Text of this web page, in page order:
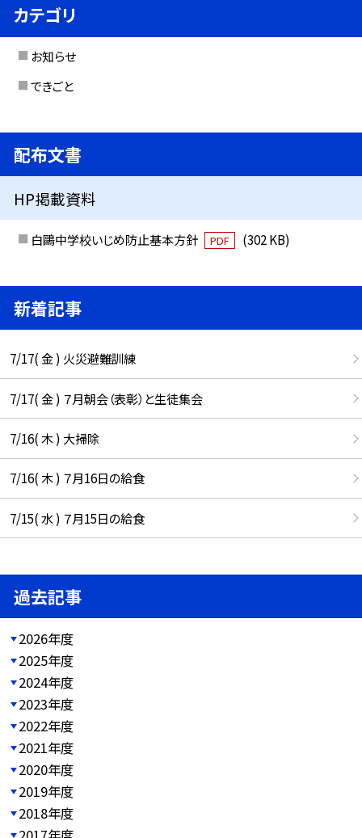
カテゴリ
お知らせ
できごと
配布文書
HP掲載資料
白鷗中学校いじめ防止基本方針 PDF (302 KB)
新着記事
7/17( 金 ) 火災避難訓練
7/17( 金 ) ７月朝会（表彰）と生徒集会
7/16( 木 ) 大掃除
7/16( 木 ) ７月16日の給食
7/15( 水 ) ７月15日の給食
過去記事
2026年度
2025年度
2024年度
2023年度
2022年度
2021年度
2020年度
2019年度
2018年度